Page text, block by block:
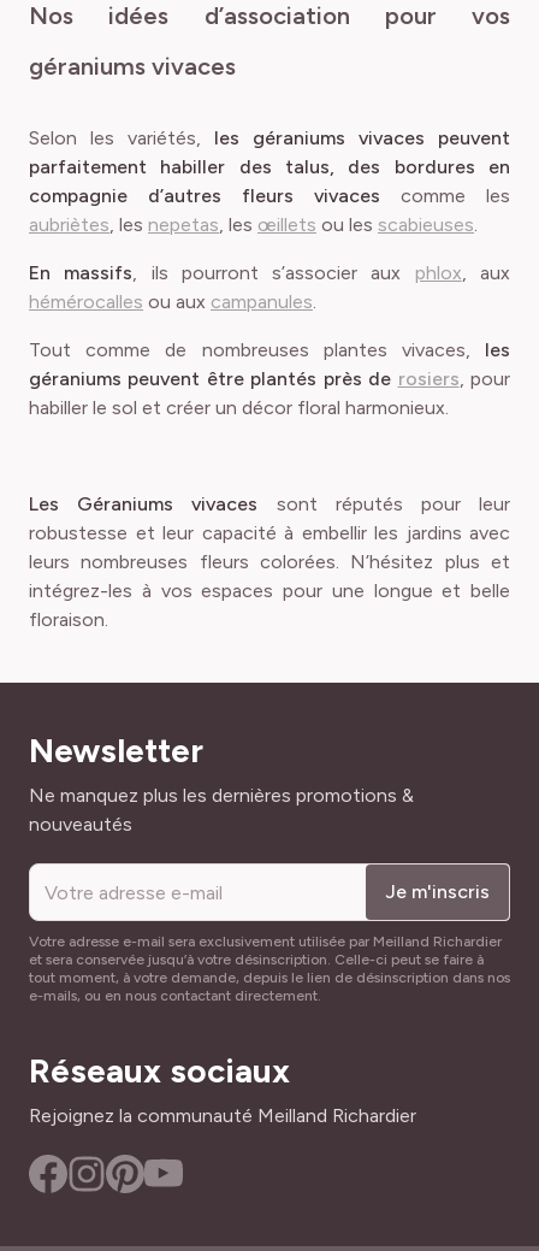
Nos idées d’association pour vos
géraniums vivaces
Selon les variétés, les géraniums vivaces peuvent
parfaitement habiller des talus, des bordures en
compagnie d’autres fleurs vivaces comme les
aubriètes, les nepetas, les œillets ou les scabieuses.
En massifs, ils pourront s’associer aux phlox, aux
hémérocalles ou aux campanules.
Tout comme de nombreuses plantes vivaces, les
géraniums peuvent être plantés près de rosiers, pour
habiller le sol et créer un décor floral harmonieux.
Les Géraniums vivaces sont réputés pour leur
robustesse et leur capacité à embellir les jardins avec
leurs nombreuses fleurs colorées. N’hésitez plus et
intégrez-les à vos espaces pour une longue et belle
floraison.
Newsletter
Adresse mail
Ne manquez plus les dernières promotions &
nouveautés
Je m'inscris
Votre adresse e-mail sera exclusivement utilisée par Meilland Richardier
et sera conservée jusqu’à votre désinscription. Celle-ci peut se faire à
tout moment, à votre demande, depuis le lien de désinscription dans nos
e-mails, ou en nous contactant directement.
Réseaux sociaux
Rejoignez la communauté Meilland Richardier